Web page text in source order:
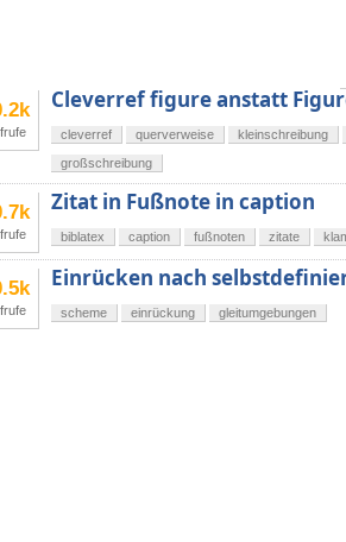
Cleverref figure anstatt
cleverref querverweise kleinschreibung
großschreibung
Zitat in Fußnote in caption
biblatex caption fußnoten zitate
Einrücken nach
scheme einrückung gleitumgebungen